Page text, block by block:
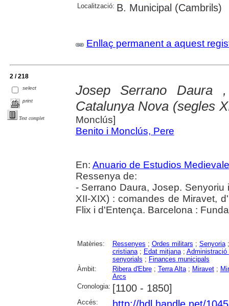
Localització: B. Municipal (Cambrils)
Enllaç permanent a aquest
2 / 218
select
print
Text complet
Josep Serrano
Catalunya Nova (segles
Monclús]
Benito i Monclús, Pere
En: Anuario de Estudios
Ressenya de:
- Serrano Daura, Josep.
XII-XIX) : comandes de Miravet,
Flix i d'Entença. Barcelona :
Matèries: Ressenyes ; Ordes militars ; Senyoria
cristiana; Edat mitjana; Administració
senyorials ; Finances municipals
Àmbit:
Ribera d'Ebre; Terra Alta; Miravet;
Arcs
Cronologia: [1100 - 1850]
Accés: